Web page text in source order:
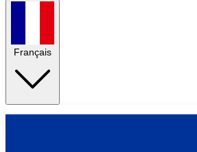
Français